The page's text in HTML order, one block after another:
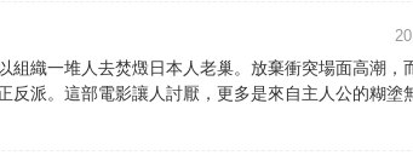
織一堆人去焚燬日本人老巢。放棄衝突場面高潮，
派。這部電影讓人討厭，更多是來自主人公的糊塗